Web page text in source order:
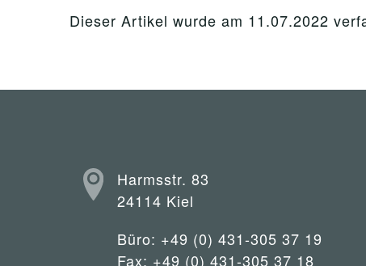
Dieser Artikel wurde am 11.07.2022
Harmsstr. 83
24114 Kiel
Büro: +49 (0) 431-305 37 19
Fax: +49 (0) 431-305 37 18